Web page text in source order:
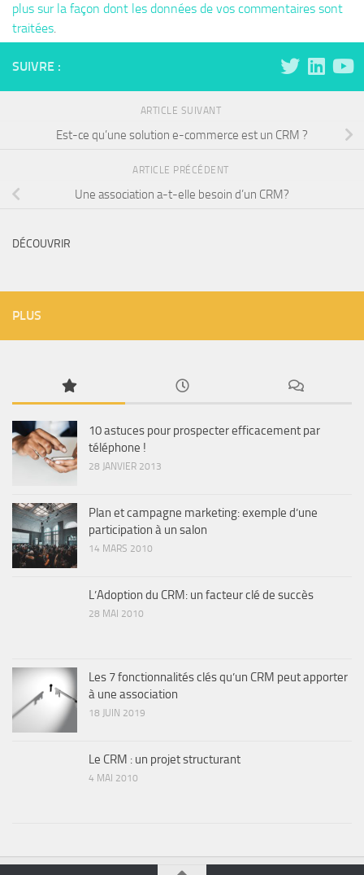
plus sur la façon dont les données de vos commentaires sont
traitées.
SUIVRE :
ARTICLE SUIVANT
Est-ce qu’une solution e-commerce est un CRM ?
ARTICLE PRÉCÉDENT
Une association a-t-elle besoin d’un CRM?
DÉCOUVRIR
PLUS
10 astuces pour prospecter efficacement par
téléphone !
28 JANVIER 2013
Plan et campagne marketing: exemple d’une
participation à un salon
14 MARS 2010
L’Adoption du CRM: un facteur clé de succès
28 MAI 2010
Les 7 fonctionnalités clés qu’un CRM peut apporter
à une association
18 JUIN 2019
Le CRM : un projet structurant
4 MAI 2010